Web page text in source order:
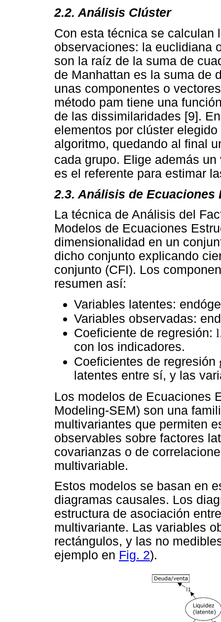
2.2. Análisis Clúster
Con esta técnica se calculan
observaciones: la euclidiana
son la raíz de la suma de
de Manhattan es la suma de
unas componentes o
método pam tiene una
de las dissimilaridades [9].
elementos por clúster
algoritmo, quedando al final
cada grupo. Elige además
es el referente para estimar
2.3. Análisis de Ecuaciones
La técnica de Análisis del
Modelos de Ecuaciones
dimensionalidad en un
dicho conjunto explicando
conjunto (CFI). Los
resumen así:
Variables latentes:
Variables observadas:
Coeficiente de regresión: l
con los indicadores.
Coeficientes de regresión
latentes entre sí, y las
Los modelos de Ecuaciones
Modeling-SEM) son una
multivariantes que permiten
observables sobre factores
covarianzas o de
multivariable.
Estos modelos se basan en
diagramas causales. Los
estructura de asociación
multivariante. Las variables
rectángulos, y las no
ejemplo en Fig. 2).